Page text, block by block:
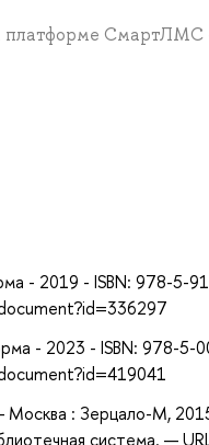
платформе СмартЛМС
- 2019 - ISBN: 978-5-
- 2023 - ISBN: 978-5-
Москва : Зерцало-М,
система. —